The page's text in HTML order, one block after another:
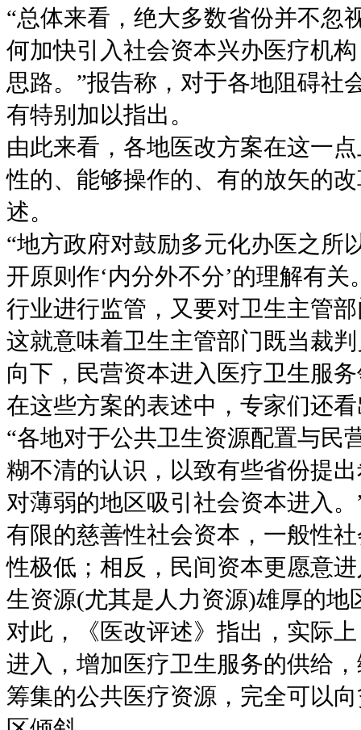
“总体来看，绝大多数省份并不忽
何加快引入社会资本兴办医疗机
思路。”报告称，对于各地阻碍社
有特别加以指出。
由此来看，各地医改方案在这一
性的、能够操作的、有的放矢的
述。
“地方政府对鼓励多元化办医之所
开原则作‘内分外不分’的理解有
行业进行监管，又要对卫生主管
这就意味着卫生主管部门既当裁
向下，民营资本进入医疗卫生服
在这些方案的表述中，专家们还
“各地对于公共卫生资源配置与民
糊不清的认识，以致有些省份提
对薄弱的地区吸引社会资本进入
有限的慈善性社会资本，一般性
性极低；相反，民间资本更愿意
生资源(尤其是人力资源)雄厚的地
对此，《医改评述》指出，实际
进入，增加医疗卫生服务的供给
筹集的公共医疗资源，完全可以